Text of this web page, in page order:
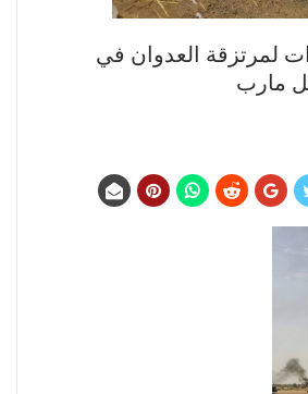
لمرتزقة العدوان في
مارب